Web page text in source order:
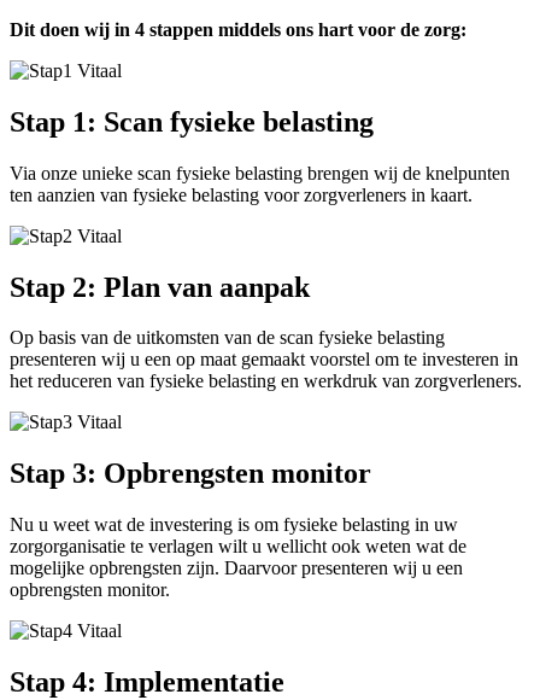
Dit doen wij in 4 stappen middels ons hart voor de zorg:
Stap 1: Scan fysieke belasting
Via onze unieke scan fysieke belasting brengen wij de knelpunten
ten aanzien van fysieke belasting voor zorgverleners in kaart.
Stap 2: Plan van aanpak
Op basis van de uitkomsten van de scan fysieke belasting
presenteren wij u een op maat gemaakt voorstel om te investeren in
het reduceren van fysieke belasting en werkdruk van zorgverleners.
Stap 3: Opbrengsten monitor
Nu u weet wat de investering is om fysieke belasting in uw
zorgorganisatie te verlagen wilt u wellicht ook weten wat de
mogelijke opbrengsten zijn. Daarvoor presenteren wij u een
opbrengsten monitor.
Stap 4: Implementatie